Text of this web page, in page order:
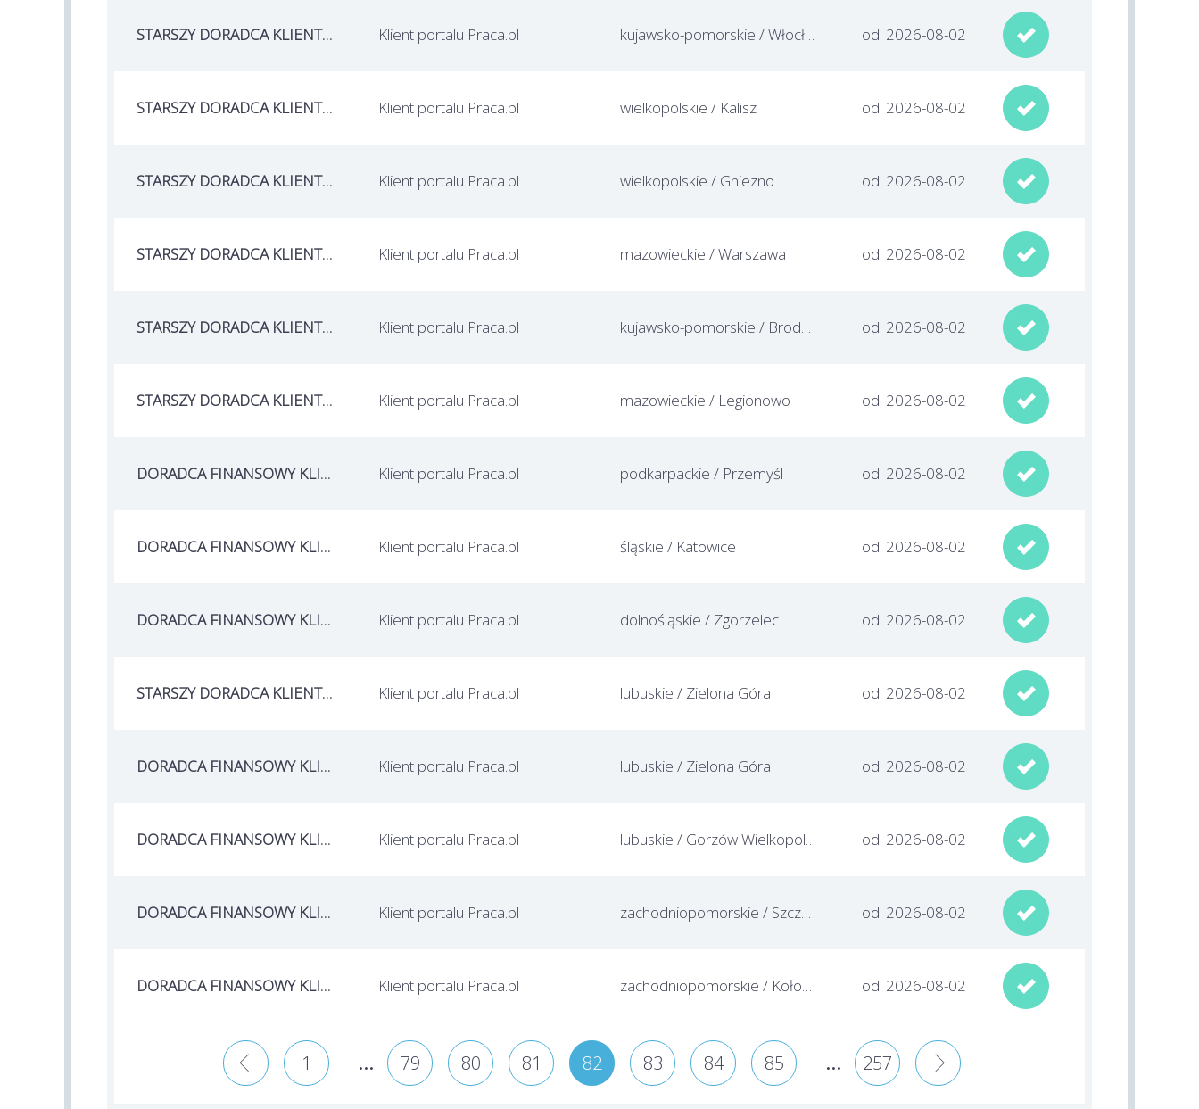
STARSZY DORADCA KLIENTA BANKOWEGO / STARSZA DORADCZYNI KLIENTA BANKOWEGO Klient portalu Praca.pl kujawsko-pomorskie / Włocławek od: 2026-08-02 
STARSZY DORADCA KLIENTA BANKOWEGO / STARSZA DORADCZYNI KLIENTA BANKOWEGO Klient portalu Praca.pl wielkopolskie / Kalisz od: 2026-08-02 
STARSZY DORADCA KLIENTA BANKOWEGO / STARSZA DORADCZYNI KLIENTA BANKOWEGO Klient portalu Praca.pl wielkopolskie / Gniezno od: 2026-08-02 
STARSZY DORADCA KLIENTA BANKOWEGO / STARSZA DORADCZYNI KLIENTA BANKOWEGO Klient portalu Praca.pl mazowieckie / Warszawa od: 2026-08-02 
STARSZY DORADCA KLIENTA BANKOWEGO / STARSZA DORADCZYNI KLIENTA BANKOWEGO Klient portalu Praca.pl kujawsko-pomorskie / Brodnica od: 2026-08-02 
STARSZY DORADCA KLIENTA BANKOWEGO / STARSZA DORADCZYNI KLIENTA BANKOWEGO Klient portalu Praca.pl mazowieckie / Legionowo od: 2026-08-02 
DORADCA FINANSOWY KLIENTA / DORADCZYNI FINANSOWA KLIENTA Klient portalu Praca.pl podkarpackie / Przemyśl od: 2026-08-02 
DORADCA FINANSOWY KLIENTA / DORADCZYNI FINANSOWA KLIENTA Klient portalu Praca.pl śląskie / Katowice od: 2026-08-02 
DORADCA FINANSOWY KLIENTA / DORADCZYNI FINANSOWA KLIENTA Klient portalu Praca.pl dolnośląskie / Zgorzelec od: 2026-08-02 
STARSZY DORADCA KLIENTA BANKOWEGO / STARSZA DORADCZYNI KLIENTA BANKOWEGO Klient portalu Praca.pl lubuskie / Zielona Góra od: 2026-08-02 
DORADCA FINANSOWY KLIENTA / DORADCZYNI FINANSOWA KLIENTA Klient portalu Praca.pl lubuskie / Zielona Góra od: 2026-08-02 
DORADCA FINANSOWY KLIENTA / DORADCZYNI FINANSOWA KLIENTA Klient portalu Praca.pl lubuskie / Gorzów Wielkopolski od: 2026-08-02 
DORADCA FINANSOWY KLIENTA / DORADCZYNI FINANSOWA KLIENTA Klient portalu Praca.pl zachodniopomorskie / Szczecin od: 2026-08-02 
DORADCA FINANSOWY KLIENTA / DORADCZYNI FINANSOWA KLIENTA Klient portalu Praca.pl zachodniopomorskie / Kołobrzeg od: 2026-08-02 
1 ... 79 80 81 82 83 84 85 ... 257